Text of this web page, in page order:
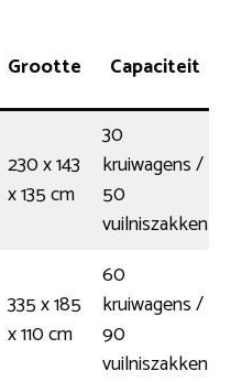
Grootte Capaciteit
230 x 143
x 135 cm
30
kruiwagens /
50
vuilniszakken
335 x 185
x 110 cm
60
kruiwagens /
90
vuilniszakken